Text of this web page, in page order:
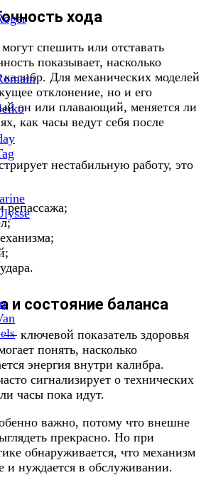
хода
спешить или отставать
показывает, насколько
калибр. Для механических моделей
отклонение, но и его
он или плавающий, меняется ли
как часы ведут себя после
нестабильную работу, это
репассажа;
и состояние баланса
ключевой показатель здоровья
понять, насколько
энергия внутри калибра.
сигнализирует о технических
часы пока идут.
важно, потому что внешне
прекрасно. Но при
обнаруживается, что механизм
и нуждается в обслуживании.